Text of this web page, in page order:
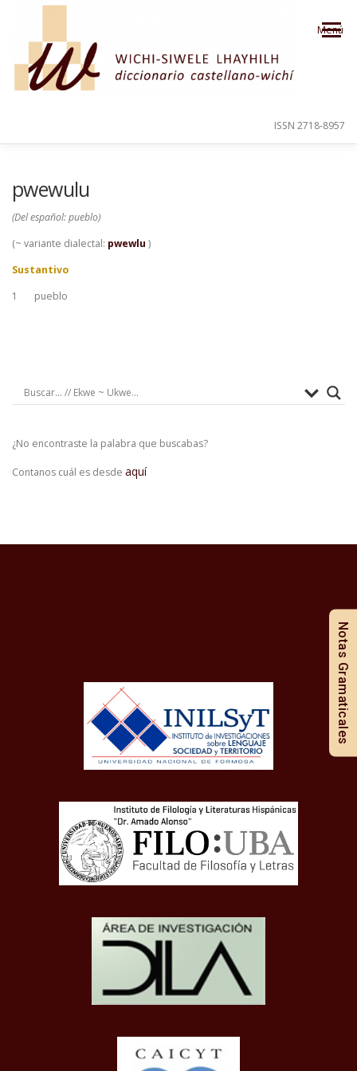
Saltar al contenido
Menú
ISSN 2718-8957
pwewulu
(Del español: pueblo)
(~ variante dialectal: pwewlu )
Sustantivo
1
pueblo
¿No encontraste la palabra que buscabas?
Contanos cuál es desde aquí
Notas Gramaticales